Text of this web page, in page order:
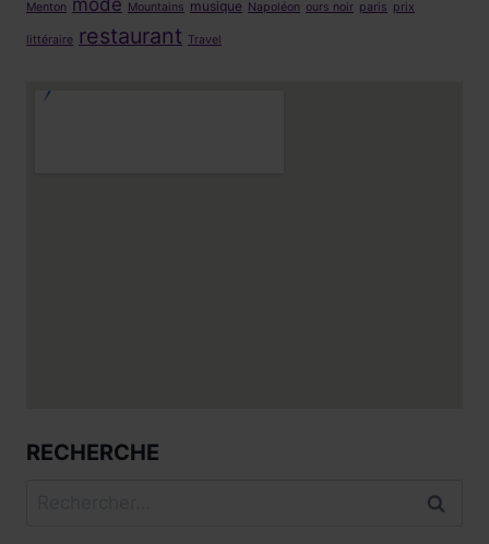
Menton mode Mountains musique Napoléon ours noir paris prix
littéraire restaurant Travel
RECHERCHE